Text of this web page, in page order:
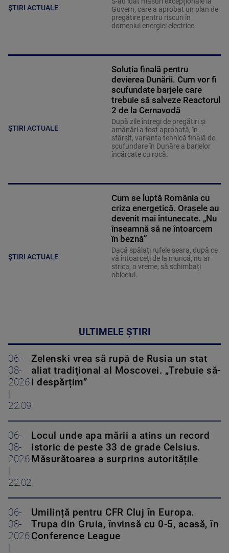
ȘTIRI ACTUALE
Guvern, care a aprobat un plan de
pregătire pentru riscuri în
domeniul energiei electrice.
ȘTIRI ACTUALE
Soluția finală pentru
devierea Dunării. Cum vor fi
scufundate barjele care
trebuie să salveze Reactorul
2 de la Cernavodă
După zile întregi de pregătiri și
amânări a fost aprobată, în
sfârșit, varianta tehnică finală de
scufundare în Dunăre a barjelor
încărcate cu rocă.
ȘTIRI ACTUALE
Cum se luptă România cu
criza energetică. Orașele au
devenit mai întunecate. „Nu
înseamnă să ne întoarcem
în beznă”
Dacă spălați rufele seara, după ce
vă întoarceți de la muncă, nu ar
strica, o vreme, să schimbați
obiceiul.
ULTIMELE ȘTIRI
06-
08-
2026
22:09
Zelenski vrea să rupă de Rusia un stat
aliat tradițional al Moscovei. „Trebuie să-
i despărțim”
06-
08-
2026
22:02
Locul unde apa mării a atins un record
istoric de peste 33 de grade Celsius.
Măsurătoarea a surprins autoritățile
06-
08-
2026
Umilință pentru CFR Cluj în Europa.
Trupa din Gruia, învinsă cu 0-5, acasă, în
Conference League